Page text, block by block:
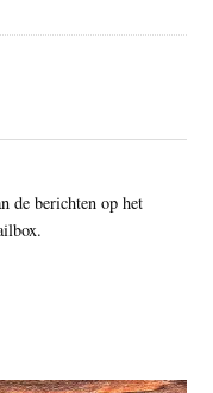
de berichten op het